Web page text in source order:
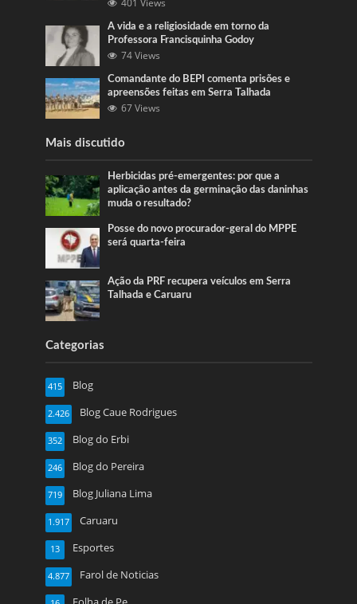
401 Views
A vida e a religiosidade em torno da
Professora Francisquinha Godoy
74 Views
Comandante do BEPI comenta prisões e
apreensões feitas em Serra Talhada
67 Views
Mais discutido
Herbicidas pré-emergentes: por que a
aplicação antes da germinação das daninhas
muda o resultado?
Posse do novo procurador-geral do MPPE
será quarta-feira
Ação da PRF recupera veículos em Serra
Talhada e Caruaru
Categorias
Blog
415
Blog Caue Rodrigues
2.426
Blog do Erbi
352
Blog do Pereira
246
Blog Juliana Lima
719
Caruaru
1.917
Esportes
13
Farol de Noticias
4.877